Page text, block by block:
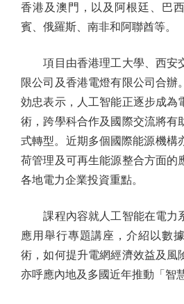
香港及澳門，以及阿根廷、巴
賓、俄羅斯、南非和阿聯酋等。
項目由香港理工大學、西安
限公司及香港電燈有限公司合辦
効忠表示，人工智能正逐步成為
術，跨學科合作及國際交流將有
式轉型。近期多個國際能源機構
荷管理及可再生能源整合方面的
各地電力企業投資重點。
課程內容就人工智能在電力
應用舉行專題講座，介紹以數
術，如何提升電網經濟效益及風
亦呼應內地及多國近年推動「智